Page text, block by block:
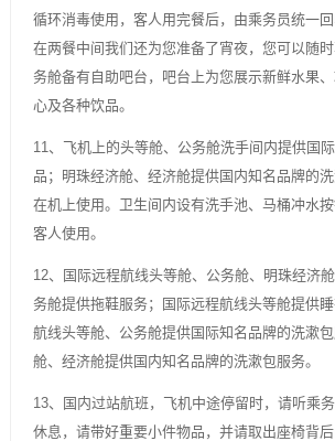
循环消毒使用，客人用完餐后，由乘务员统一
在两餐中间我们还为您准备了宵夜，您可以随
务舱备有自助吧台，吧台上为您展示新鲜水果
心及各种饮品。
11、飞机上的头等舱、公务舱洗手间内提供国
品；明珠经济舱、经济舱提供国内知名品牌的
在机上使用。卫生间内设有洗手池、马桶冲水
客人使用。
12、国际远程航线头等舱、公务舱、明珠经济
务舱提供拖鞋服务；国际远程航线头等舱提供
航线头等舱、公务舱提供国际知名品牌的洗漱
舱、经济舱提供国内知名品牌的洗漱包服务。
13、国内过站航班，飞机中途停留时，请听乘
休息，请带好重要小件物品，并请取出座椅背